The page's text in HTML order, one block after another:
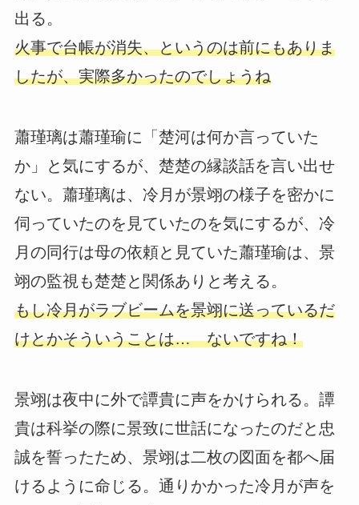
出る。
火事で台帳が消失、というのは前にもありま
したが、実際多かったのでしょうね
蕭瑾璃は蕭瑾瑜に「楚河は何か言っていた
か」と気にするが、楚楚の縁談話を言い出せ
ない。蕭瑾璃は、冷月が景翊の様子を密かに
伺っていたのを見ていたのを気にするが、冷
月の同行は母の依頼と見ていた蕭瑾瑜は、景
翊の監視も楚楚と関係ありと考える。
もし冷月がラブビームを景翊に送っているだ
けとかそういうことは… ないですね！
景翊は夜中に外で譚貴に声をかけられる。譚
貴は科挙の際に景致に世話になったのだと忠
誠を誓ったため、景翊は二枚の図面を都へ届
けるように命じる。通りかかった冷月が声を